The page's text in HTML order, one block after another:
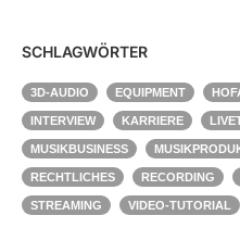
SCHLAGWÖRTER
3D-AUDIO EQUIPMENT
INTERVIEW KARRIERE
MUSIKBUSINESS
RECHTLICHES RECORDING
STREAMING VIDEO-TUTORIAL